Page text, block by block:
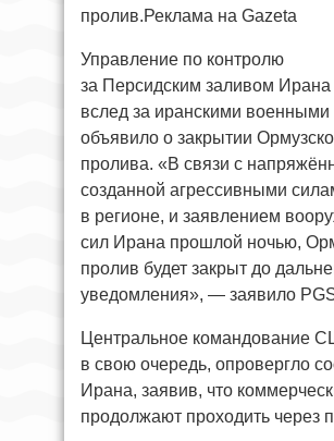
пролив.Реклама на Gazeta
Управление по контролю
за Персидским заливом Ирана
вслед за иранскими военными
объявило о закрытии
пролива. «В связи с
созданной агрессивными
в регионе, и заявлением
сил Ирана прошлой ночью,
пролив будет закрыт до
уведомления», — заявило
Центральное командование
в свою очередь, опровергло
Ирана, заявив, что
продолжают проходить через